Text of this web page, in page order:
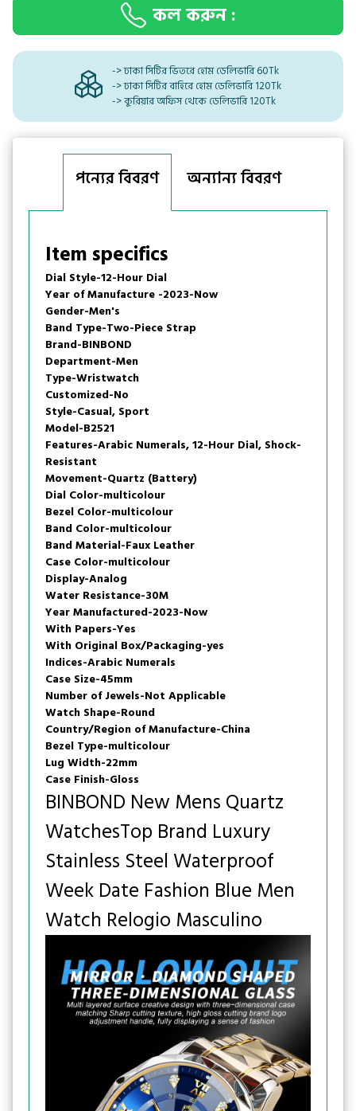
কল করুন :
-> ঢাকা সিটির ভিতরে হোম ডেলিভারি 60Tk
-> ঢাকা সিটির বাহিরে হোম ডেলিভারি 120Tk
-> কুরিয়ার অফিস থেকে ডেলিভারি 120Tk
পন্যের বিবরণ অন্যান্য বিবরণ
Item specifics
Dial Style-12-Hour Dial
Year of Manufacture -2023-Now
Gender-Men's
Band Type-Two-Piece Strap
Brand-BINBOND
Department-Men
Type-Wristwatch
Customized-No
Style-Casual, Sport
Model-B2521
Features-Arabic Numerals, 12-Hour Dial, Shock-
Resistant
Movement-Quartz (Battery)
Dial Color-multicolour
Bezel Color-multicolour
Band Color-multicolour
Band Material-Faux Leather
Case Color-multicolour
Display-Analog
Water Resistance-30M
Year Manufactured-2023-Now
With Papers-Yes
With Original Box/Packaging-yes
Indices-Arabic Numerals
Case Size-45mm
Number of Jewels-Not Applicable
Watch Shape-Round
Country/Region of Manufacture-China
Bezel Type-multicolour
Lug Width-22mm
Case Finish-Gloss
BINBOND New Mens Quartz
WatchesTop Brand Luxury
Stainless Steel Waterproof
Week Date Fashion Blue Men
Watch Relogio Masculino